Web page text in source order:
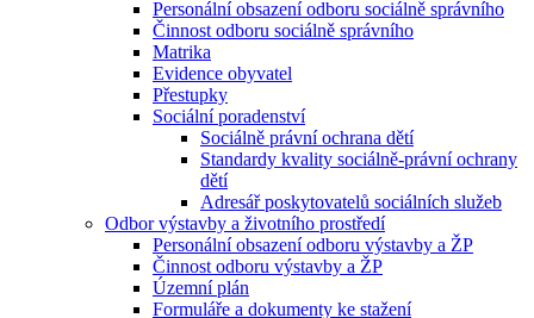
Personální obsazení odboru sociálně správního
Činnost odboru sociálně správního
Matrika
Evidence obyvatel
Přestupky
Sociální poradenství
Sociálně právní ochrana dětí
Standardy kvality sociálně-právní ochrany
dětí
Adresář poskytovatelů sociálních služeb
Odbor výstavby a životního prostředí
Personální obsazení odboru výstavby a ŽP
Činnost odboru výstavby a ŽP
Územní plán
Formuláře a dokumenty ke stažení